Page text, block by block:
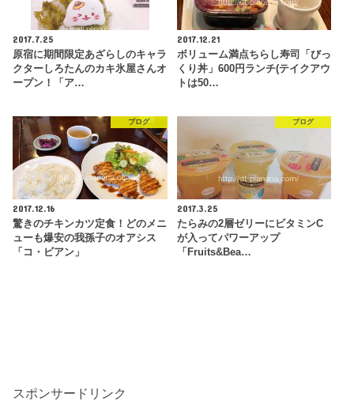
2017.7.25
原宿に期間限定あざらしのキャラ
クターしろたんのカキ氷屋さんオ
ープン！「ア…
2017.12.21
ボリューム満点ちらし寿司「びっ
くり丼」600円ランチ(テイクアウ
トは50…
ブログ
2017.12.16
驚きのチキンカツ定食！どのメニ
ューも爆安の我孫子のオアシス
「コ・ビアン」
ブログ
2017.3.25
たらみの2層ゼリーにビタミンC
が入ってパワーアップ
「Fruits&Bea…
スポンサードリンク